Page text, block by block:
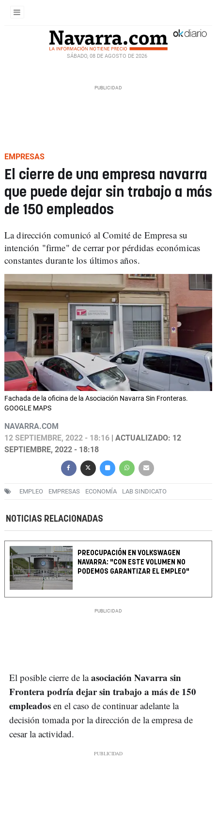
SÁBADO, 08 DE AGOSTO DE 2026
EMPRESAS
El cierre de una empresa navarra
que puede dejar sin trabajo a más
de 150 empleados
La dirección comunicó al Comité de Empresa su
intención "firme" de cerrar por pérdidas económicas
constantes durante los últimos años.
Fachada de la oficina de la Asociación Navarra Sin Fronteras.
GOOGLE MAPS
NAVARRA.COM
12 SEPTIEMBRE, 2022 - 18:16 | ACTUALIZADO: 12
SEPTIEMBRE, 2022 - 18:18
EMPLEO EMPRESAS ECONOMÍA LAB SINDICATO
NOTICIAS RELACIONADAS
PREOCUPACIÓN EN VOLKSWAGEN
NAVARRA: "CON ESTE VOLUMEN NO
PODEMOS GARANTIZAR EL EMPLEO"
El posible cierre de laasociación Navarra sin
Frontera podría dejar sin trabajo a más de 150
empleados en el caso de continuar adelante la
decisión tomada por la dirección de la empresa de
cesar la actividad.